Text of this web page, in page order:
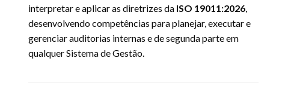
interpretar e aplicar as diretrizes da ISO 19011:2026,
desenvolvendo competências para planejar, executar e
gerenciar auditorias internas e de segunda parte em
qualquer Sistema de Gestão.